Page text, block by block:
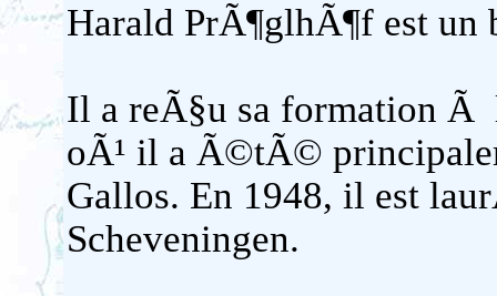
Harald PrÃ¶glhÃ¶f est un
Il a reÃ§u sa formation Ã
oÃ¹ il a Ã©tÃ©
Gallos. En 1948, il est
Scheveningen.